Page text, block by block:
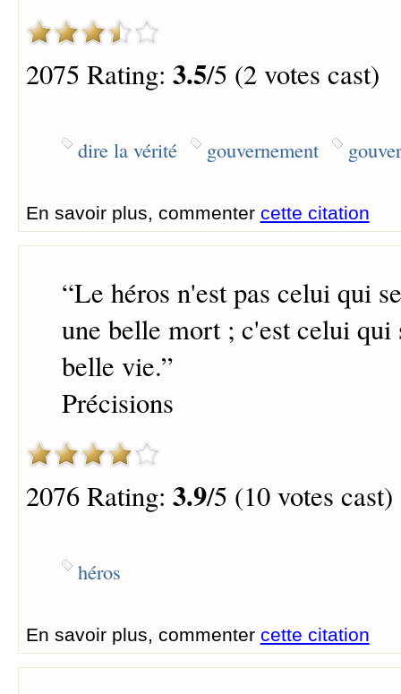
2075 Rating: 3.5/5 (2 votes cast)
dire la vérité gouvernement
En savoir plus, commenter cette citation
“Le héros n'est pas celui qui
une belle mort ; c'est celui qui
belle vie.”
Précisions
2076 Rating: 3.9/5 (10 votes cast)
héros
En savoir plus, commenter cette citation